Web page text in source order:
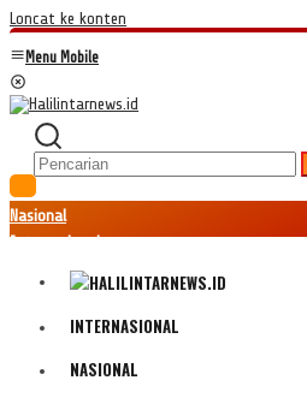
Loncat ke konten
Menu Mobile
Nasional
Internasional
Politik
INTERNASIONAL
NASIONAL